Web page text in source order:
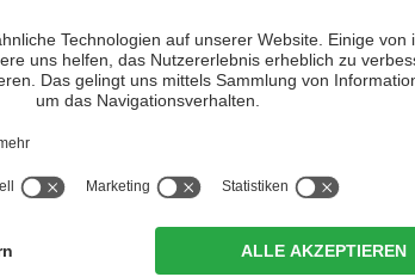
auch die Möglichkeit zur Übernachtung
werden.
Schlernhaus, die Dreizinnenhütte und das